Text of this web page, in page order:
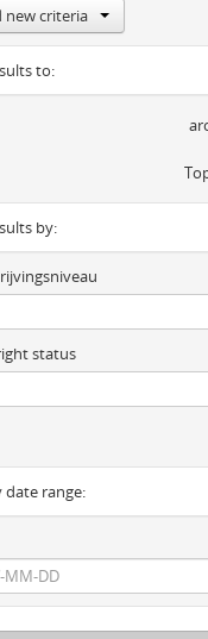
new criteria
to:
by:
status
date range: